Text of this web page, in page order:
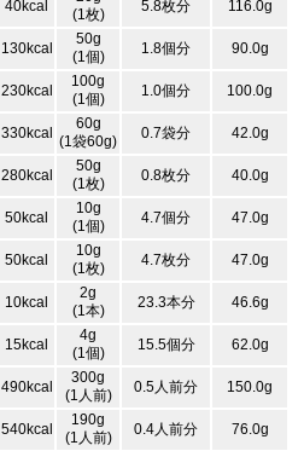
40kcal
(1枚)
5.8枚分 116.0g
130kcal
50g
(1個)
1.8個分 90.0g
230kcal
100g
(1個)
1.0個分 100.0g
330kcal
60g
(1袋60g)
0.7袋分 42.0g
280kcal
50g
(1枚)
0.8枚分 40.0g
50kcal
10g
(1個)
4.7個分 47.0g
50kcal
10g
(1枚)
4.7枚分 47.0g
10kcal
2g
(1本)
23.3本分 46.6g
15kcal
4g
(1個)
15.5個分 62.0g
490kcal
300g
(1人前)
0.5人前分 150.0g
540kcal
190g
(1人前)
0.4人前分 76.0g